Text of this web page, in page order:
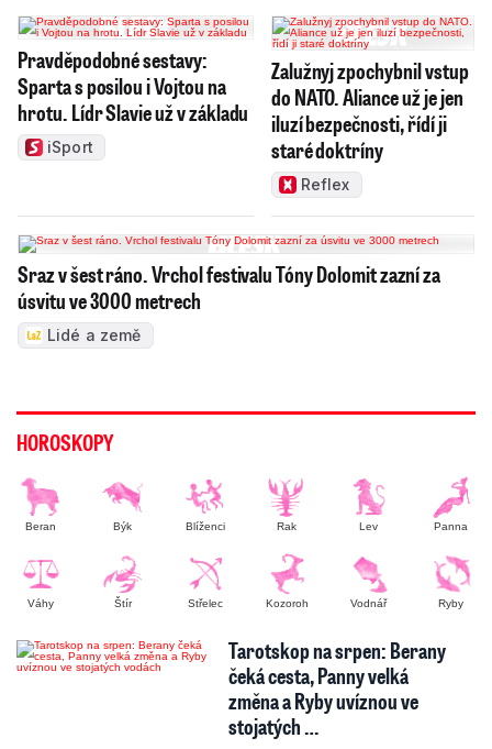
Pravděpodobné sestavy:
Sparta s posilou i Vojtou na
hrotu. Lídr Slavie už v základu
iSport
Zalužnyj zpochybnil vstup
do NATO. Aliance už je jen
iluzí bezpečnosti, řídí ji
staré doktríny
Reflex
Sraz v šest ráno. Vrchol festivalu Tóny Dolomit zazní za
úsvitu ve 3000 metrech
Lidé a země
HOROSKOPY
Beran Býk Blíženci Rak Lev Panna
Váhy Štír Střelec Kozoroh Vodnář Ryby
Tarotskop na srpen: Berany
čeká cesta, Panny velká
změna a Ryby uvíznou ve
stojatých …